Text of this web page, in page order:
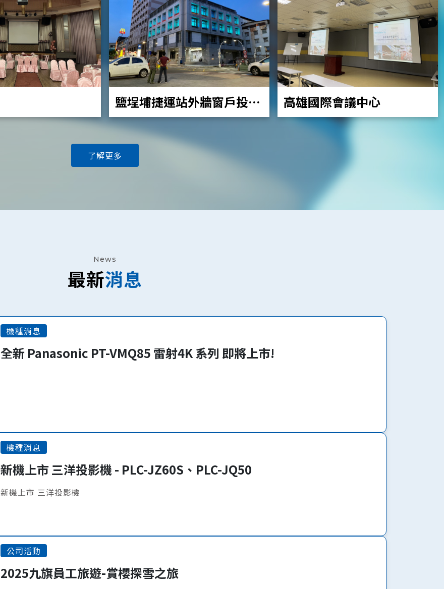
鹽埕埔捷運站外牆窗戶投影
(PT-VZ580)
高雄國際會議中心
了解更多
News
最新消息
機種消息
全新 Panasonic PT-VMQ85 雷射4K 系列 即將上市!
機種消息
新機上市 三洋投影機 - PLC-JZ60S、PLC-JQ50
新機上市 三洋投影機
公司活動
2025九旗員工旅遊-賞櫻探雪之旅